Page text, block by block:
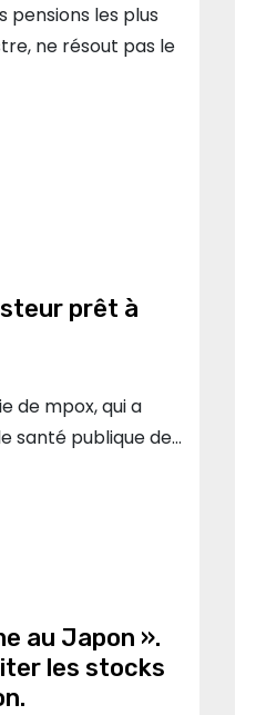
pensions les plus
ne résout pas le
prêt à
de mpox, qui a
santé publique de…
au Japon ».
les stocks